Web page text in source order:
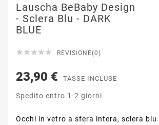
Lauscha BeBaby Design
- Sclera Blu - DARK
BLUE
     REVISIONE(0)
23,90 € TASSE INCLUSE
Spedito entro 1-2 giorni
Occhi in vetro a sfera intera, sclera blu.